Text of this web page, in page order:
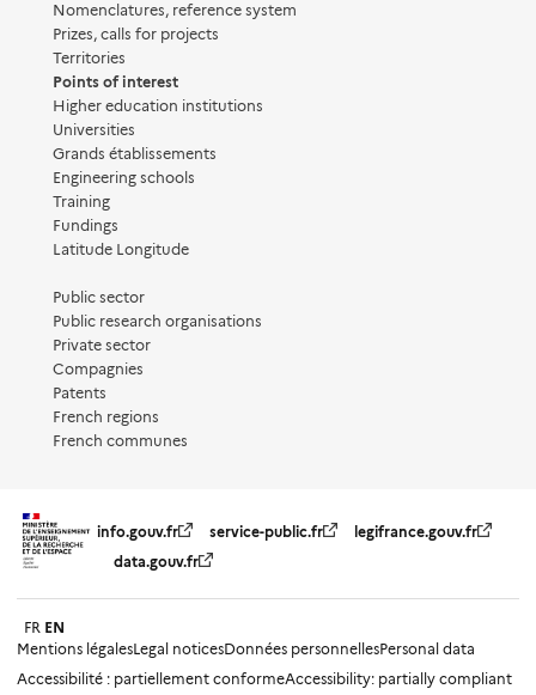
Nomenclatures, reference system
Prizes, calls for projects
Territories
Points of interest
Higher education institutions
Universities
Grands établissements
Engineering schools
Training
Fundings
Latitude Longitude
Public sector
Public research organisations
Private sector
Compagnies
Patents
French regions
French communes
info.gouv.fr service-public.fr
legifrance.gouv.fr
data.gouv.fr
FR EN
Mentions légalesLegal noticesDonnées personnellesPersonal data
Accessibilité : partiellement conformeAccessibility: partially compliant